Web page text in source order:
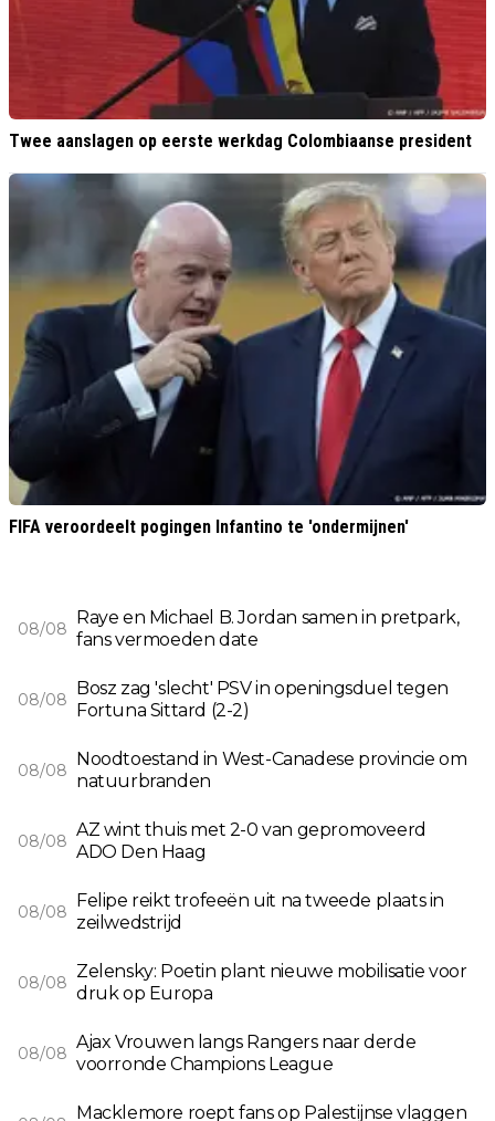
Twee aanslagen op eerste werkdag Colombiaanse president
FIFA veroordeelt pogingen Infantino te 'ondermijnen'
08/08
Raye en Michael B. Jordan samen in pretpark,
fans vermoeden date
08/08
Bosz zag 'slecht' PSV in openingsduel tegen
Fortuna Sittard (2-2)
08/08
Noodtoestand in West-Canadese provincie om
natuurbranden
08/08
AZ wint thuis met 2-0 van gepromoveerd
ADO Den Haag
08/08
Felipe reikt trofeeën uit na tweede plaats in
zeilwedstrijd
08/08
Zelensky: Poetin plant nieuwe mobilisatie voor
druk op Europa
08/08
Ajax Vrouwen langs Rangers naar derde
voorronde Champions League
Macklemore roept fans op Palestijnse vlaggen